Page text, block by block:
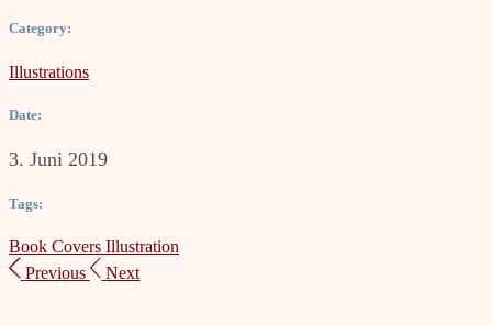
Category:
Illustrations
Date:
3. Juni 2019
Tags:
Book Covers Illustration
Previous
Next